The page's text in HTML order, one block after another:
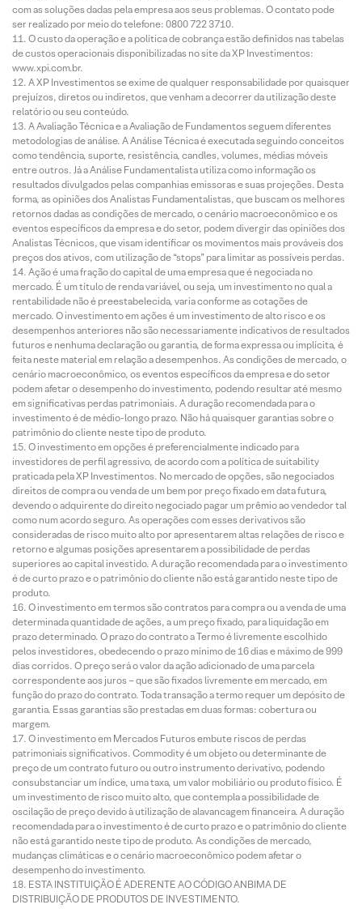
com as soluções dadas pela empresa aos seus problemas. O contato pode
ser realizado por meio do telefone: 0800 722 3710.
O custo da operação e a política de cobrança estão definidos nas tabelas
de custos operacionais disponibilizadas no site da XP Investimentos:
www.xpi.com.br.
A XP Investimentos se exime de qualquer responsabilidade por quaisquer
prejuízos, diretos ou indiretos, que venham a decorrer da utilização deste
relatório ou seu conteúdo.
A Avaliação Técnica e a Avaliação de Fundamentos seguem diferentes
metodologias de análise. A Análise Técnica é executada seguindo conceitos
como tendência, suporte, resistência, candles, volumes, médias móveis
entre outros. Já a Análise Fundamentalista utiliza como informação os
resultados divulgados pelas companhias emissoras e suas projeções. Desta
forma, as opiniões dos Analistas Fundamentalistas, que buscam os melhores
retornos dadas as condições de mercado, o cenário macroeconômico e os
eventos específicos da empresa e do setor, podem divergir das opiniões dos
Analistas Técnicos, que visam identificar os movimentos mais prováveis dos
preços dos ativos, com utilização de “stops” para limitar as possíveis perdas.
Ação é uma fração do capital de uma empresa que é negociada no
mercado. É um título de renda variável, ou seja, um investimento no qual a
rentabilidade não é preestabelecida, varia conforme as cotações de
mercado. O investimento em ações é um investimento de alto risco e os
desempenhos anteriores não são necessariamente indicativos de resultados
futuros e nenhuma declaração ou garantia, de forma expressa ou implícita, é
feita neste material em relação a desempenhos. As condições de mercado, o
cenário macroeconômico, os eventos específicos da empresa e do setor
podem afetar o desempenho do investimento, podendo resultar até mesmo
em significativas perdas patrimoniais. A duração recomendada para o
investimento é de médio-longo prazo. Não há quaisquer garantias sobre o
patrimônio do cliente neste tipo de produto.
O investimento em opções é preferencialmente indicado para
investidores de perfil agressivo, de acordo com a política de suitability
praticada pela XP Investimentos. No mercado de opções, são negociados
direitos de compra ou venda de um bem por preço fixado em data futura,
devendo o adquirente do direito negociado pagar um prêmio ao vendedor tal
como num acordo seguro. As operações com esses derivativos são
consideradas de risco muito alto por apresentarem altas relações de risco e
retorno e algumas posições apresentarem a possibilidade de perdas
superiores ao capital investido. A duração recomendada para o investimento
é de curto prazo e o patrimônio do cliente não está garantido neste tipo de
produto.
O investimento em termos são contratos para compra ou a venda de uma
determinada quantidade de ações, a um preço fixado, para liquidação em
prazo determinado. O prazo do contrato a Termo é livremente escolhido
pelos investidores, obedecendo o prazo mínimo de 16 dias e máximo de 999
dias corridos. O preço será o valor da ação adicionado de uma parcela
correspondente aos juros – que são fixados livremente em mercado, em
função do prazo do contrato. Toda transação a termo requer um depósito de
garantia. Essas garantias são prestadas em duas formas: cobertura ou
margem.
O investimento em Mercados Futuros embute riscos de perdas
patrimoniais significativos. Commodity é um objeto ou determinante de
preço de um contrato futuro ou outro instrumento derivativo, podendo
consubstanciar um índice, uma taxa, um valor mobiliário ou produto físico. É
um investimento de risco muito alto, que contempla a possibilidade de
oscilação de preço devido à utilização de alavancagem financeira. A duração
recomendada para o investimento é de curto prazo e o patrimônio do cliente
não está garantido neste tipo de produto. As condições de mercado,
mudanças climáticas e o cenário macroeconômico podem afetar o
desempenho do investimento.
ESTA INSTITUIÇÃO É ADERENTE AO CÓDIGO ANBIMA DE
DISTRIBUIÇÃO DE PRODUTOS DE INVESTIMENTO.